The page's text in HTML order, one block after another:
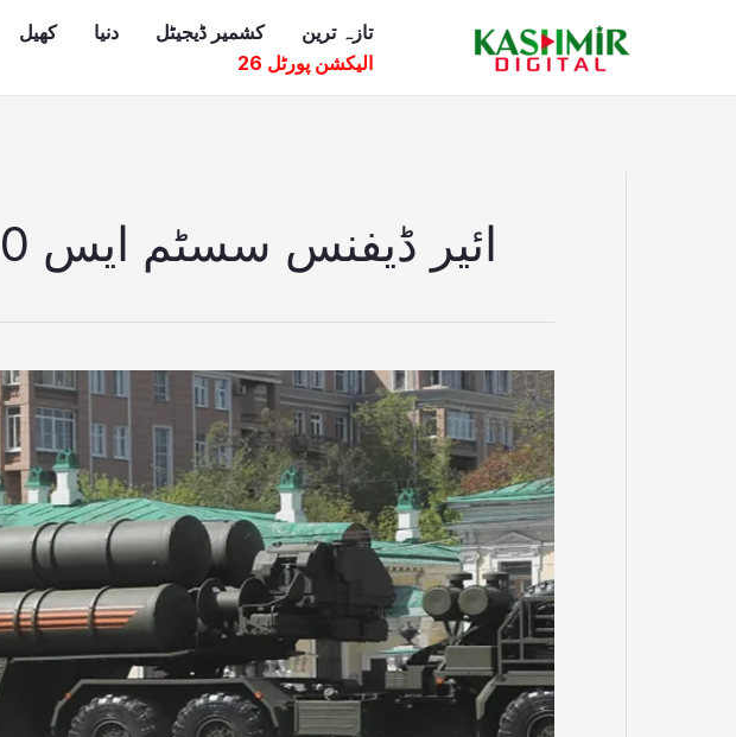
تازہ ترین کشمیر ڈیجیٹل دنیا کھیل
الیکشن پورٹل 26
ائیر ڈیفنس سسٹم ایس 400کیا ہے
پاک
فضائیہ
کے
ہاتھوں
تباہ
ہونیوالا
ائیر
ڈیفنس
سسٹم
ایس
400کیا
ہے